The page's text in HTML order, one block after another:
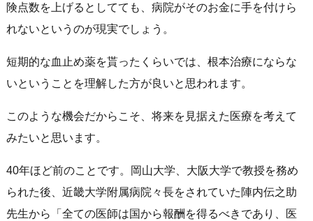
険点数を上げるとしてても、病院がそのお金に手を付けら
れないというのが現実でしょう。
短期的な血止め薬を貰ったくらいでは、根本治療にならな
いということを理解した方が良いと思われます。
このような機会だからこそ、将来を見据えた医療を考えて
みたいと思います。
40年ほど前のことです。岡山大学、大阪大学で教授を務め
られた後、近畿大学附属病院々長をされていた陣内伝之助
先生から「全ての医師は国から報酬を得るべきであり、医